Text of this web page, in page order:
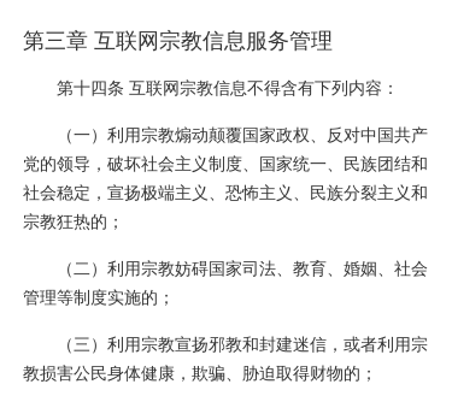
第三章 互联网宗教信息服务管理
第十四条 互联网宗教信息不得含有下列内容：
（一）利用宗教煽动颠覆国家政权、反对中国共产
党的领导，破坏社会主义制度、国家统一、民族团结和
社会稳定，宣扬极端主义、恐怖主义、民族分裂主义和
宗教狂热的；
（二）利用宗教妨碍国家司法、教育、婚姻、社会
管理等制度实施的；
（三）利用宗教宣扬邪教和封建迷信，或者利用宗
教损害公民身体健康，欺骗、胁迫取得财物的；